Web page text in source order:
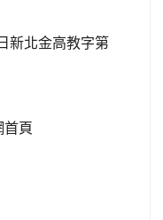
新北金高教字第
首頁